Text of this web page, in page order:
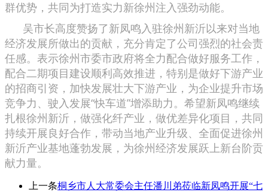
群优势，共同为打造实力新徐州注入强劲动能。
吴市长高度赞扬了新凤鸣入驻徐州新沂以来对当地
经济发展所做出的贡献，充分肯定了公司强烈的社会责
任感。表示徐州市委市政府将全力配合做好服务工作，
配合二期项目建设顺利高效推进，特别是做好下游产业
的招商引资，加快发展壮大下游产业，为企业提升市场
竞争力、驶入发展“快车道”增添助力。希望新凤鸣继续
扎根徐州新沂，做强化纤产业，做优差异化项目，共同
持续开展良好合作，带动当地产业升级、全面促进徐州
新沂产业基地蓬勃发展，为徐州经济发展跃上新台阶贡
献力量。
上一条桐乡市人大常委会主任潘川弟莅临新凤鸣开展“七